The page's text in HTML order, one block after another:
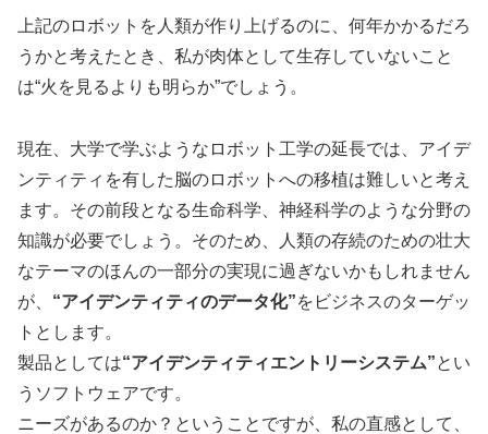
上記のロボットを人類が作り上げるのに、何年かかるだろ
うかと考えたとき、私が肉体として生存していないこと
は“火を見るよりも明らか”でしょう。
現在、大学で学ぶようなロボット工学の延長では、アイデ
ンティティを有した脳のロボットへの移植は難しいと考え
ます。その前段となる生命科学、神経科学のような分野の
知識が必要でしょう。そのため、人類の存続のための壮大
なテーマのほんの一部分の実現に過ぎないかもしれません
が、 “アイデンティティのデータ化”をビジネスのターゲッ
トとします。
製品としては“アイデンティティエントリーシステム”とい
うソフトウェアです。
ニーズがあるのか？ということですが、私の直感として、